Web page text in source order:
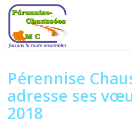
Pérennise
adresse ses
2018